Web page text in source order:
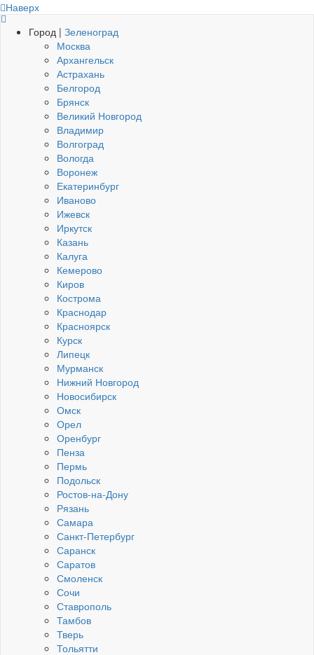
Наверх
Город | Зеленоград
Москва
Архангельск
Астрахань
Белгород
Брянск
Великий Новгород
Владимир
Волгоград
Вологда
Воронеж
Екатеринбург
Иваново
Ижевск
Иркутск
Казань
Калуга
Кемерово
Киров
Кострома
Краснодар
Красноярск
Курск
Липецк
Мурманск
Нижний Новгород
Новосибирск
Омск
Орел
Оренбург
Пенза
Пермь
Подольск
Ростов-на-Дону
Рязань
Самара
Санкт-Петербург
Саранск
Саратов
Смоленск
Сочи
Ставрополь
Тамбов
Тверь
Тольятти